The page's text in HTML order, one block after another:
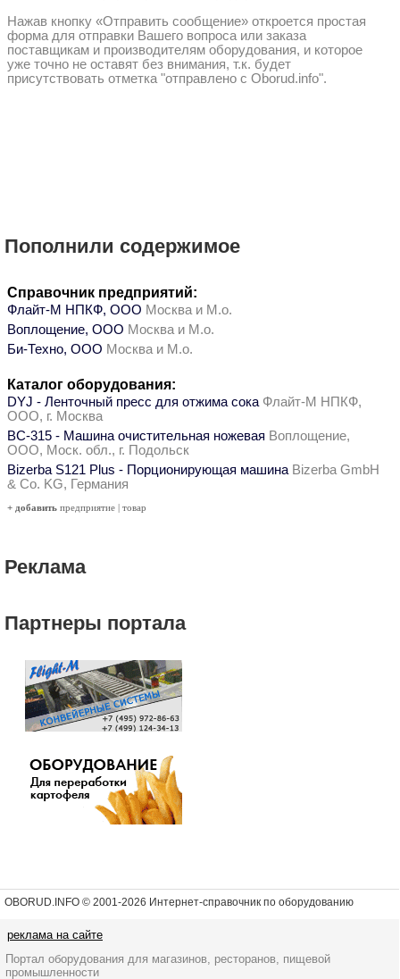
Нажав кнопку «Отправить сообщение» откроется простая
форма для отправки Вашего вопроса или заказа
поставщикам и производителям оборудования, и которое
уже точно не оставят без внимания, т.к. будет
присутствовать отметка "отправлено с Oborud.info".
Пополнили содержимое
Справочник предприятий:
Флайт-М НПКФ, ООО Москва и М.о.
Воплощение, ООО Москва и М.о.
Би-Техно, ООО Москва и М.о.
Каталог оборудования:
DYJ - Ленточный пресс для отжима сока Флайт-М НПКФ,
ООО, г. Москва
ВС-315 - Машина очистительная ножевая Воплощение,
ООО, Моск. обл., г. Подольск
Bizerba S121 Plus - Порционирующая машина Bizerba GmbH
& Co. KG, Германия
+ добавить предприятие | товар
Реклама
Партнеры портала
OBORUD.INFO © 2001-2026 Интернет-справочник по оборудованию
реклама на сайте
Портал оборудования для магазинов, ресторанов, пищевой
промышленности